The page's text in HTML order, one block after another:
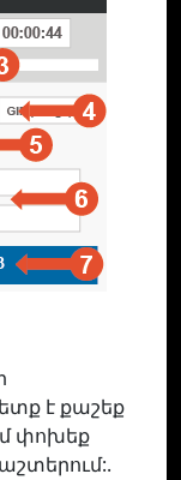
է քաշեք
փոխեք